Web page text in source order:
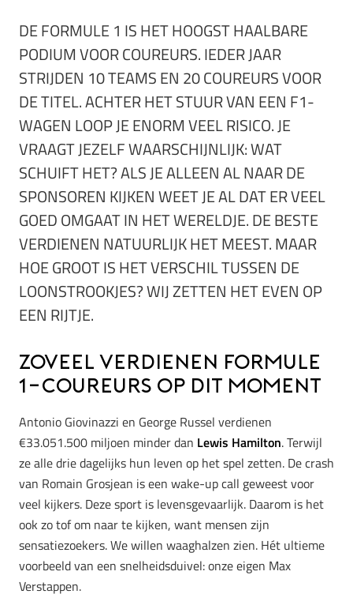
DE FORMULE 1 IS HET HOOGST HAALBARE
PODIUM VOOR COUREURS. IEDER JAAR
STRIJDEN 10 TEAMS EN 20 COUREURS VOOR
DE TITEL. ACHTER HET STUUR VAN EEN F1-
WAGEN LOOP JE ENORM VEEL RISICO. JE
VRAAGT JEZELF WAARSCHIJNLIJK: WAT
SCHUIFT HET? ALS JE ALLEEN AL NAAR DE
SPONSOREN KIJKEN WEET JE AL DAT ER VEEL
GOED OMGAAT IN HET WERELDJE. DE BESTE
VERDIENEN NATUURLIJK HET MEEST. MAAR
HOE GROOT IS HET VERSCHIL TUSSEN DE
LOONSTROOKJES? WIJ ZETTEN HET EVEN OP
EEN RIJTJE.
Zoveel verdienen Formule
1-coureurs op dit moment
Antonio Giovinazzi en George Russel verdienen
€33.051.500 miljoen minder dan Lewis Hamilton. Terwijl
ze alle drie dagelijks hun leven op het spel zetten. De crash
van Romain Grosjean is een wake-up call geweest voor
veel kijkers. Deze sport is levensgevaarlijk. Daarom is het
ook zo tof om naar te kijken, want mensen zijn
sensatiezoekers. We willen waaghalzen zien. Hét ultieme
voorbeeld van een snelheidsduivel: onze eigen Max
Verstappen.